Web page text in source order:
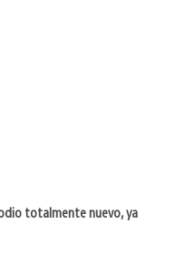
totalmente nuevo, ya